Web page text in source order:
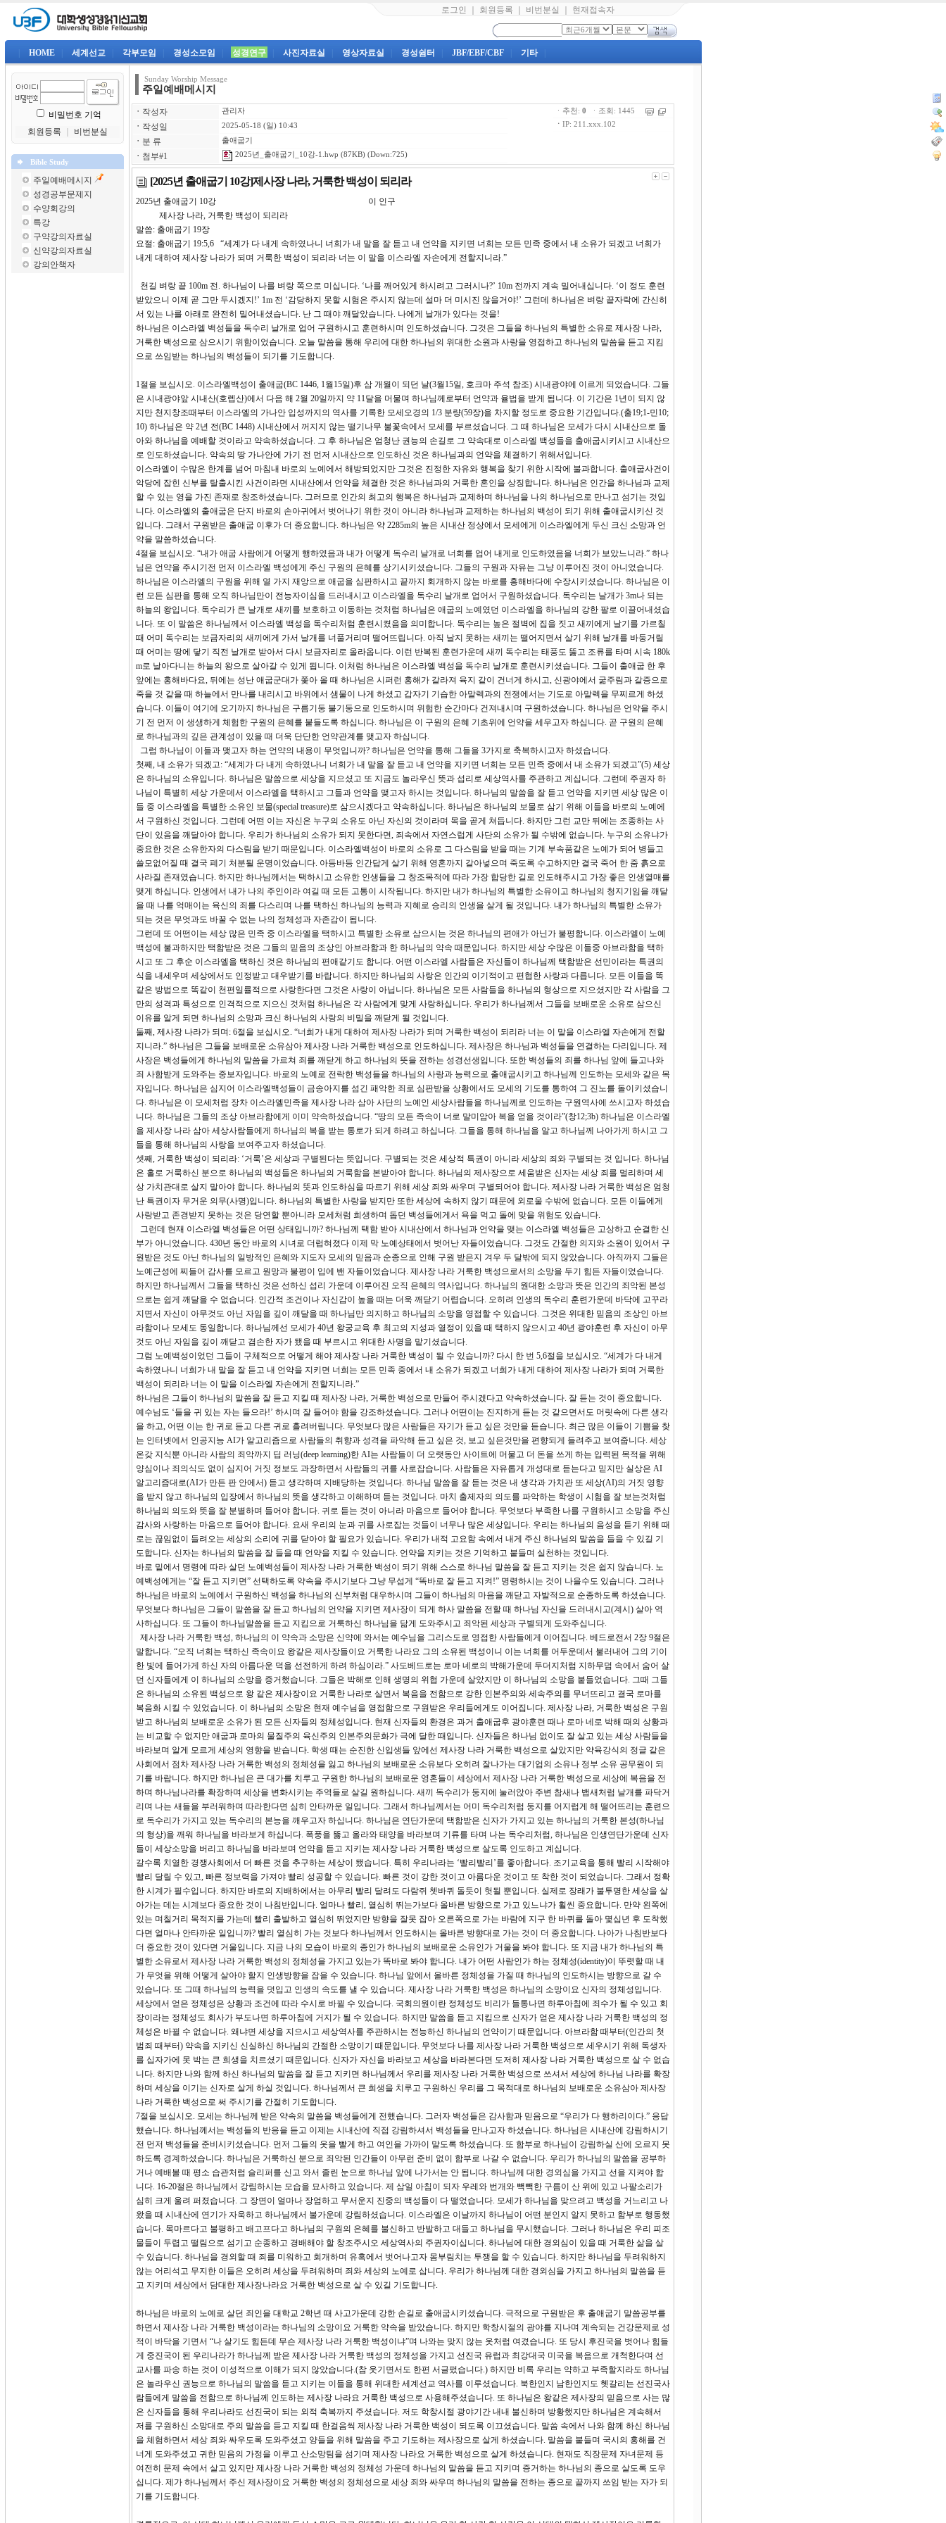
로그인 회원등록 비번분실 현재접속자
HOME 세계선교 각부모임 경성소모임 성경연구 사진자료실 영상자료실 경성쉼터 JBF/EBF/CBF 기타
비밀번호 기억
회원등록
비번분실
Bible Study
주일예배메시지
성경공부문제지
수양회강의
특강
구약강의자료실
신약강의자료실
강의안책자
Sunday Worship Message
주일예배메시지
ㆍ 작성자 관리자
ㆍ 작성일 2025-05-18 (일) 10:43
ㆍ 분 류 출애굽기
ㆍ 첨부#1 2025년_출애굽기_10강-1.hwp (87KB) (Down:725)
ㆍ추천: 0 ㆍ조회: 1445
ㆍ IP: 211.xxx.102
[2025년 출애굽기 10강]제사장 나라, 거룩한 백성이 되리라
2025년 출애굽기 10강 이 인구
제사장 나라, 거룩한 백성이 되리라
말씀: 출애굽기 19장
요절: 출애굽기 19:5,6 “세계가 다 내게 속하였나니 너희가 내 말을 잘 듣고 내 언약을 지키면 너희는 모든 민족 중에서 내 소유가 되겠고 너희가
내게 대하여 제사장 나라가 되며 거룩한 백성이 되리라 너는 이 말을 이스라엘 자손에게 전할지니라.”
천길 벼랑 끝 100m 전. 하나님이 나를 벼랑 쪽으로 미십니다. ‘나를 깨어있게 하시려고 그러시나?’ 10m 전까지 계속 밀어내십니다. ‘이 정도 훈련
받았으니 이제 곧 그만 두시겠지!’ 1m 전 ‘감당하지 못할 시험은 주시지 않는데 설마 더 미시진 않을거야!’ 그런데 하나님은 벼랑 끝자락에 간신히
서 있는 나를 아래로 완전히 밀어내셨습니다. 난 그 때야 깨달았습니다. 나에게 날개가 있다는 것을!
하나님은 이스라엘 백성들을 독수리 날개로 업어 구원하시고 훈련하시며 인도하셨습니다. 그것은 그들을 하나님의 특별한 소유로 제사장 나라,
거룩한 백성으로 삼으시기 위함이었습니다. 오늘 말씀을 통해 우리에 대한 하나님의 위대한 소원과 사랑을 영접하고 하나님의 말씀을 듣고 지킴
으로 쓰임받는 하나님의 백성들이 되기를 기도합니다.
1절을 보십시오. 이스라엘백성이 출애굽(BC 1446, 1월15일)후 삼 개월이 되던 날(3월15일, 호크마 주석 참조) 시내광야에 이르게 되었습니다. 그들
은 시내광야앞 시내산(호렙산)에서 다음 해 2월 20일까지 약 11달을 머물며 하나님께로부터 언약과 율법을 받게 됩니다. 이 기간은 1년이 되지 않
지만 천지창조때부터 이스라엘의 가나안 입성까지의 역사를 기록한 모세오경의 1/3 분량(59장)을 차지할 정도로 중요한 기간입니다.(출19;1-민10;
10) 하나님은 약 2년 전(BC 1448) 시내산에서 꺼지지 않는 떨기나무 불꽃속에서 모세를 부르셨습니다. 그 때 하나님은 모세가 다시 시내산으로 돌
아와 하나님을 예배할 것이라고 약속하셨습니다. 그 후 하나님은 엄청난 권능의 손길로 그 약속대로 이스라엘 백성들을 출애굽시키시고 시내산으
로 인도하셨습니다. 약속의 땅 가나안에 가기 전 먼저 시내산으로 인도하신 것은 하나님과의 언약을 체결하기 위해서입니다.
이스라엘이 수많은 한계를 넘어 마침내 바로의 노예에서 해방되었지만 그것은 진정한 자유와 행복을 찾기 위한 시작에 불과합니다. 출애굽사건이
악당에 잡힌 신부를 탈출시킨 사건이라면 시내산에서 언약을 체결한 것은 하나님과의 거룩한 혼인을 상징합니다. 하나님은 인간을 하나님과 교제
할 수 있는 영을 가진 존재로 창조하셨습니다. 그러므로 인간의 최고의 행복은 하나님과 교제하며 하나님을 나의 하나님으로 만나고 섬기는 것입
니다. 이스라엘의 출애굽은 단지 바로의 손아귀에서 벗어나기 위한 것이 아니라 하나님과 교제하는 하나님의 백성이 되기 위해 출애굽시키신 것
입니다. 그래서 구원받은 출애굽 이후가 더 중요합니다. 하나님은 약 2285m의 높은 시내산 정상에서 모세에게 이스라엘에게 두신 크신 소망과 언
약을 말씀하셨습니다.
4절을 보십시오. “내가 애굽 사람에게 어떻게 행하였음과 내가 어떻게 독수리 날개로 너희를 업어 내게로 인도하였음을 너희가 보았느니라.” 하나
님은 언약을 주시기전 먼저 이스라엘 백성에게 주신 구원의 은혜를 상기시키셨습니다. 그들의 구원과 자유는 그냥 이루어진 것이 아니었습니다.
하나님은 이스라엘의 구원을 위해 열 가지 재앙으로 애굽을 심판하시고 끝까지 회개하지 않는 바로를 홍해바다에 수장시키셨습니다. 하나님은 이
런 모든 심판을 통해 오직 하나님만이 전능자이심을 드러내시고 이스라엘을 독수리 날개로 업어서 구원하셨습니다. 독수리는 날개가 3m나 되는
하늘의 왕입니다. 독수리가 큰 날개로 새끼를 보호하고 이동하는 것처럼 하나님은 애굽의 노예였던 이스라엘을 하나님의 강한 팔로 이끌어내셨습
니다. 또 이 말씀은 하나님께서 이스라엘 백성을 독수리처럼 훈련시켰음을 의미합니다. 독수리는 높은 절벽에 집을 짓고 새끼에게 날기를 가르칠
때 어미 독수리는 보금자리의 새끼에게 가서 날개를 너풀거리며 떨어뜨립니다. 아직 날지 못하는 새끼는 떨어지면서 살기 위해 날개를 바둥거릴
때 어미는 땅에 닿기 직전 날개로 받아서 다시 보금자리로 올라옵니다. 이런 반복된 훈련가운데 새끼 독수리는 태풍도 뚫고 조류를 타며 시속 180k
m로 날아다니는 하늘의 왕으로 살아갈 수 있게 됩니다. 이처럼 하나님은 이스라엘 백성을 독수리 날개로 훈련시키셨습니다. 그들이 출애굽 한 후
앞에는 홍해바다요, 뒤에는 성난 애굽군대가 쫓아 올 때 하나님은 시퍼런 홍해가 갈라져 육지 같이 건너게 하시고, 신광야에서 굶주림과 갈증으로
죽을 것 같을 때 하늘에서 만나를 내리시고 바위에서 샘물이 나게 하셨고 갑자기 기습한 아말렉과의 전쟁에서는 기도로 아말렉을 무찌르게 하셨
습니다. 이들이 여기에 오기까지 하나님은 구름기둥 불기둥으로 인도하시며 위험한 순간마다 건져내시며 구원하셨습니다. 하나님은 언약을 주시
기 전 먼저 이 생생하게 체험한 구원의 은혜를 붙들도록 하십니다. 하나님은 이 구원의 은혜 기초위에 언약을 세우고자 하십니다. 곧 구원의 은혜
로 하나님과의 깊은 관계성이 있을 때 더욱 단단한 언약관계를 맺고자 하십니다.
그럼 하나님이 이들과 맺고자 하는 언약의 내용이 무엇입니까? 하나님은 언약을 통해 그들을 3가지로 축복하시고자 하셨습니다.
첫째, 내 소유가 되겠고: “세계가 다 내게 속하였나니 너희가 내 말을 잘 듣고 내 언약을 지키면 너희는 모든 민족 중에서 내 소유가 되겠고”(5) 세상
은 하나님의 소유입니다. 하나님은 말씀으로 세상을 지으셨고 또 지금도 놀라우신 뜻과 섭리로 세상역사를 주관하고 계십니다. 그런데 주권자 하
나님이 특별히 세상 가운데서 이스라엘을 택하시고 그들과 언약을 맺고자 하시는 것입니다. 하나님의 말씀을 잘 듣고 언약을 지키면 세상 많은 이
들 중 이스라엘을 특별한 소유인 보물(special treasure)로 삼으시겠다고 약속하십니다. 하나님은 하나님의 보물로 삼기 위해 이들을 바로의 노예에
서 구원하신 것입니다. 그런데 어떤 이는 자신은 누구의 소유도 아닌 자신의 것이라며 목을 곧게 쳐듭니다. 하지만 그런 교만 뒤에는 조종하는 사
단이 있음을 깨달아야 합니다. 우리가 하나님의 소유가 되지 못한다면, 죄속에서 자연스럽게 사단의 소유가 될 수밖에 없습니다. 누구의 소유냐가
중요한 것은 소유한자의 다스림을 받기 때문입니다. 이스라엘백성이 바로의 소유로 그 다스림을 받을 때는 기계 부속품같은 노예가 되어 병들고
쓸모없어질 때 결국 폐기 처분될 운명이었습니다. 아등바등 인간답게 살기 위해 영혼까지 갈아넣으며 죽도록 수고하지만 결국 죽어 한 줌 흙으로
사라질 존재였습니다. 하지만 하나님께서는 택하시고 소유한 인생들을 그 창조목적에 따라 가장 합당한 길로 인도해주시고 가장 좋은 인생열매를
맺게 하십니다. 인생에서 내가 나의 주인이라 여길 때 모든 고통이 시작됩니다. 하지만 내가 하나님의 특별한 소유이고 하나님의 청지기임을 깨달
을 때 나를 억매이는 육신의 죄를 다스리며 나를 택하신 하나님의 능력과 지혜로 승리의 인생을 살게 될 것입니다. 내가 하나님의 특별한 소유가
되는 것은 무엇과도 바꿀 수 없는 나의 정체성과 자존감이 됩니다.
그런데 또 어떤이는 세상 많은 민족 중 이스라엘을 택하시고 특별한 소유로 삼으시는 것은 하나님의 편애가 아닌가 불평합니다. 이스라엘이 노예
백성에 불과하지만 택함받은 것은 그들의 믿음의 조상인 아브라함과 한 하나님의 약속 때문입니다. 하지만 세상 수많은 이들중 아브라함을 택하
시고 또 그 후순 이스라엘을 택하신 것은 하나님의 편애같기도 합니다. 어떤 이스라엘 사람들은 자신들이 하나님께 택함받은 선민이라는 특권의
식을 내세우며 세상에서도 인정받고 대우받기를 바랍니다. 하지만 하나님의 사랑은 인간의 이기적이고 편협한 사랑과 다릅니다. 모든 이들을 똑
같은 방법으로 똑같이 천편일률적으로 사랑한다면 그것은 사랑이 아닙니다. 하나님은 모든 사람들을 하나님의 형상으로 지으셨지만 각 사람을 그
만의 성격과 특성으로 인격적으로 지으신 것처럼 하나님은 각 사람에게 맞게 사랑하십니다. 우리가 하나님께서 그들을 보배로운 소유로 삼으신
이유를 알게 되면 하나님의 소망과 크신 하나님의 사랑의 비밀을 깨닫게 될 것입니다.
둘째, 제사장 나라가 되며: 6절을 보십시오. “너희가 내게 대하여 제사장 나라가 되며 거룩한 백성이 되리라 너는 이 말을 이스라엘 자손에게 전할
지니라.” 하나님은 그들을 보배로운 소유삼아 제사장 나라 거룩한 백성으로 인도하십니다. 제사장은 하나님과 백성들을 연결하는 다리입니다. 제
사장은 백성들에게 하나님의 말씀을 가르쳐 죄를 깨닫게 하고 하나님의 뜻을 전하는 성경선생입니다. 또한 백성들의 죄를 하나님 앞에 들고나와
죄 사함받게 도와주는 중보자입니다. 바로의 노예로 전락한 백성들을 하나님의 사랑과 능력으로 출애굽시키고 하나님께 인도하는 모세와 같은 목
자입니다. 하나님은 심지어 이스라엘백성들이 금송아지를 섬긴 패악한 죄로 심판받을 상황에서도 모세의 기도를 통하여 그 진노를 돌이키셨습니
다. 하나님은 이 모세처럼 장차 이스라엘민족을 제사장 나라 삼아 사단의 노예인 세상사람들을 하나님께로 인도하는 구원역사에 쓰시고자 하셨습
니다. 하나님은 그들의 조상 아브라함에게 이미 약속하셨습니다. “땅의 모든 족속이 너로 말미암아 복을 얻을 것이라”(창12;3b) 하나님은 이스라엘
을 제사장 나라 삼아 세상사람들에게 하나님의 복을 받는 통로가 되게 하려고 하십니다. 그들을 통해 하나님을 알고 하나님께 나아가게 하시고 그
들을 통해 하나님의 사랑을 보여주고자 하셨습니다.
셋째, 거룩한 백성이 되리라: ‘거룩’은 세상과 구별된다는 뜻입니다. 구별되는 것은 세상적 특권이 아니라 세상의 죄와 구별되는 것 입니다. 하나님
은 홀로 거룩하신 분으로 하나님의 백성들은 하나님의 거룩함을 본받아야 합니다. 하나님의 제사장으로 세움받은 신자는 세상 죄를 멀리하며 세
상 가치관대로 살지 말아야 합니다. 하나님의 뜻과 인도하심을 따르기 위해 세상 죄와 싸우며 구별되어야 합니다. 제사장 나라 거룩한 백성은 엄청
난 특권이자 무거운 의무(사명)입니다. 하나님의 특별한 사랑을 받지만 또한 세상에 속하지 않기 때문에 외로울 수밖에 없습니다. 모든 이들에게
사랑받고 존경받지 못하는 것은 당연할 뿐아니라 모세처럼 희생하며 돕던 백성들에게서 욕을 먹고 돌에 맞을 위험도 있습니다.
그런데 현재 이스라엘 백성들은 어떤 상태입니까? 하나님께 택함 받아 시내산에서 하나님과 언약을 맺는 이스라엘 백성들은 고상하고 순결한 신
부가 아니었습니다. 430년 동안 바로의 시녀로 더럽혀졌다 이제 막 노예상태에서 벗어난 자들이었습니다. 그것도 간절한 의지와 소원이 있어서 구
원받은 것도 아닌 하나님의 일방적인 은혜와 지도자 모세의 믿음과 순종으로 인해 구원 받은지 겨우 두 달밖에 되지 않았습니다. 아직까지 그들은
노예근성에 찌들어 감사를 모르고 원망과 불평이 입에 밴 자들이었습니다. 제사장 나라 거룩한 백성으로서의 소망을 두기 힘든 자들이었습니다.
하지만 하나님께서 그들을 택하신 것은 선하신 섭리 가운데 이루어진 오직 은혜의 역사입니다. 하나님의 원대한 소망과 뜻은 인간의 죄악된 본성
으로는 쉽게 깨달을 수 없습니다. 인간적 조건이나 자신감이 높을 때는 더욱 깨닫기 어렵습니다. 오히려 인생의 독수리 훈련가운데 바닥에 고꾸라
지면서 자신이 아무것도 아닌 자임을 깊이 깨달을 때 하나님만 의지하고 하나님의 소망을 영접할 수 있습니다. 그것은 위대한 믿음의 조상인 아브
라함이나 모세도 동일합니다. 하나님께선 모세가 40년 왕궁교육 후 최고의 지성과 열정이 있을 때 택하지 않으시고 40년 광야훈련 후 자신이 아무
것도 아닌 자임을 깊이 깨닫고 겸손한 자가 됐을 때 부르시고 위대한 사명을 맡기셨습니다.
그럼 노예백성이었던 그들이 구체적으로 어떻게 해야 제사장 나라 거룩한 백성이 될 수 있습니까? 다시 한 번 5,6절을 보십시오. “세계가 다 내게
속하였나니 너희가 내 말을 잘 듣고 내 언약을 지키면 너희는 모든 민족 중에서 내 소유가 되겠고 너희가 내게 대하여 제사장 나라가 되며 거룩한
백성이 되리라 너는 이 말을 이스라엘 자손에게 전할지니라.”
하나님은 그들이 하나님의 말씀을 잘 듣고 지킬 때 제사장 나라, 거룩한 백성으로 만들어 주시겠다고 약속하셨습니다. 잘 듣는 것이 중요합니다.
예수님도 ‘들을 귀 있는 자는 들으라!’ 하시며 잘 들어야 함을 강조하셨습니다. 그러나 어떤이는 진지하게 듣는 것 같으면서도 머릿속에 다른 생각
을 하고, 어떤 이는 한 귀로 듣고 다른 귀로 흘려버립니다. 무엇보다 많은 사람들은 자기가 듣고 싶은 것만을 듣습니다. 최근 많은 이들이 기쁨을 찾
는 인터넷에서 인공지능 AI가 알고리즘으로 사람들의 취향과 성격을 파악해 듣고 싶은 것, 보고 싶은것만을 편향되게 들려주고 보여줍니다. 세상
온갖 지식뿐 아니라 사람의 죄악까지 딥 러닝(deep learning)한 AI는 사람들이 더 오랫동안 사이트에 머물고 더 돈을 쓰게 하는 입력된 목적을 위해
양심이나 죄의식도 없이 심지어 거짓 정보도 과장하면서 사람들의 귀를 사로잡습니다. 사람들은 자유롭게 개성대로 듣는다고 믿지만 실상은 AI
알고리즘대로(AI가 만든 판 안에서) 듣고 생각하며 지배당하는 것입니다. 하나님 말씀을 잘 듣는 것은 내 생각과 가치관 또 세상(AI)의 거짓 영향
을 받지 않고 하나님의 입장에서 하나님의 뜻을 생각하고 이해하며 듣는 것입니다. 마치 출제자의 의도를 파악하는 학생이 시험을 잘 보는것처럼
하나님의 의도와 뜻을 잘 분별하며 들어야 합니다. 귀로 듣는 것이 아니라 마음으로 들어야 합니다. 무엇보다 부족한 나를 구원하시고 소망을 주신
감사와 사랑하는 마음으로 들어야 합니다. 요새 우리의 눈과 귀를 사로잡는 것들이 너무나 많은 세상입니다. 우리는 하나님의 음성을 듣기 위해 때
로는 끊임없이 들려오는 세상의 소리에 귀를 닫아야 할 필요가 있습니다. 우리가 내적 고요함 속에서 내게 주신 하나님의 말씀을 들을 수 있길 기
도합니다. 신자는 하나님의 말씀을 잘 들을 때 언약을 지킬 수 있습니다. 언약을 지키는 것은 기억하고 붙들며 실천하는 것입니다.
바로 밑에서 명령에 따라 살던 노예백성들이 제사장 나라 거룩한 백성이 되기 위해 스스로 하나님 말씀을 잘 듣고 지키는 것은 쉽지 않습니다. 노
예백성에게는 “잘 듣고 지키면” 선택하도록 약속을 주시기보다 그냥 무섭게 “똑바로 잘 듣고 지켜!” 명령하시는 것이 나을수도 있습니다. 그러나
하나님은 바로의 노예에서 구원하신 백성을 하나님의 신부처럼 대우하시며 그들이 하나님의 마음을 깨닫고 자발적으로 순종하도록 하셨습니다.
무엇보다 하나님은 그들이 말씀을 잘 듣고 하나님의 언약을 지키면 제사장이 되게 하사 말씀을 전할 때 하나님 자신을 드러내시고(계시) 살아 역
사하십니다. 또 그들이 하나님말씀을 듣고 지킴으로 거룩하신 하나님을 닮게 도와주시고 죄악된 세상과 구별되게 도와주십니다.
제사장 나라 거룩한 백성, 하나님의 이 약속과 소망은 신약에 와서는 예수님을 그리스도로 영접한 사람들에게 이어집니다. 베드로전서 2장 9절은
말합니다. “오직 너희는 택하신 족속이요 왕같은 제사장들이요 거룩한 나라요 그의 소유된 백성이니 이는 너희를 어두운데서 불러내어 그의 기이
한 빛에 들어가게 하신 자의 아름다운 덕을 선전하게 하려 하심이라.” 사도베드로는 로마 네로의 박해가운데 두더지처럼 지하무덤 속에서 숨어 살
던 신자들에게 이 하나님의 소망을 증거했습니다. 그들은 박해로 인해 생명의 위협 가운데 살았지만 이 하나님의 소망을 붙들었습니다. 그때 그들
은 하나님의 소유된 백성으로 왕 같은 제사장이요 거룩한 나라로 살면서 복음을 전함으로 강한 인본주의와 세속주의를 무너뜨리고 결국 로마를
복음화 시킬 수 있었습니다. 이 하나님의 소망은 현재 예수님을 영접함으로 구원받은 우리들에게도 이어집니다. 제사장 나라, 거룩한 백성은 구원
받고 하나님의 보배로운 소유가 된 모든 신자들의 정체성입니다. 현재 신자들의 환경은 과거 출애굽후 광야훈련 때나 로마 네로 박해 때의 상황과
는 비교할 수 없지만 애굽과 로마의 물질주의 육신주의 인본주의문화가 극에 달한 때입니다. 신자들은 하나님 없이도 잘 살고 있는 세상 사람들을
바라보며 알게 모르게 세상의 영향을 받습니다. 학생 때는 순진한 신입생들 앞에선 제사장 나라 거룩한 백성으로 살았지만 약육강식의 정글 같은
사회에서 점차 제사장 나라 거룩한 백성의 정체성을 잃고 하나님의 보배로운 소유보다 오히려 잘나가는 대기업의 소유나 정부 소유 공무원이 되
기를 바랍니다. 하지만 하나님은 큰 대가를 치루고 구원한 하나님의 보배로운 영혼들이 세상에서 제사장 나라 거룩한 백성으로 세상에 복음을 전
하며 하나님나라를 확장하며 세상을 변화시키는 주역들로 살길 원하십니다. 새끼 독수리가 둥지에 눌러앉아 주변 참새나 뱁새처럼 날개를 파닥거
리며 나는 새들을 부러워하며 따라한다면 심히 안타까운 일입니다. 그래서 하나님께서는 어미 독수리처럼 둥지를 어지럽게 해 떨어뜨리는 훈련으
로 독수리가 가지고 있는 독수리의 본능을 깨우고자 하십니다. 하나님은 연단가운데 택함받은 신자가 가지고 있는 하나님의 거룩한 본성(하나님
의 형상)을 깨워 하나님을 바라보게 하십니다. 폭풍을 뚫고 올라와 태양을 바라보며 기류를 타며 나는 독수리처럼, 하나님은 인생연단가운데 신자
들이 세상소망을 버리고 하나님을 바라보며 언약을 듣고 지키는 제사장 나라 거룩한 백성으로 살도록 인도하고 계십니다.
갈수록 치열한 경쟁사회에서 더 빠른 것을 추구하는 세상이 됐습니다. 특히 우리나라는 ‘빨리빨리’를 좋아합니다. 조기교육을 통해 빨리 시작해야
빨리 달릴 수 있고, 빠른 정보력을 가져야 빨리 성공할 수 있습니다. 빠른 것이 강한 것이고 아름다운 것이고 또 착한 것이 되었습니다. 그래서 정확
한 시계가 필수입니다. 하지만 바로의 지배하에서는 아무리 빨리 달려도 다람쥐 쳇바퀴 돌듯이 헛될 뿐입니다. 실제로 장래가 불투명한 세상을 살
아가는 데는 시계보다 중요한 것이 나침반입니다. 얼마나 빨리, 열심히 뛰는가보다 올바른 방향으로 가고 있느냐가 휠씬 중요합니다. 만약 왼쪽에
있는 며칠거리 목적지를 가는데 빨리 출발하고 열심히 뛰었지만 방향을 잘못 잡아 오른쪽으로 가는 바람에 지구 한 바퀴를 돌아 몇십년 후 도착했
다면 얼마나 안타까운 일입니까? 빨리 열심히 가는 것보다 하나님께서 인도하시는 올바른 방향대로 가는 것이 더 중요합니다. 나아가 나침반보다
더 중요한 것이 있다면 거울입니다. 지금 나의 모습이 바로의 종인가 하나님의 보배로운 소유인가 거울을 봐야 합니다. 또 지금 내가 하나님의 특
별한 소유로서 제사장 나라 거룩한 백성의 정체성을 가지고 있는가 똑바로 봐야 합니다. 내가 어떤 사람인가 하는 정체성(identity)이 뚜렷할 때 내
가 무엇을 위해 어떻게 살아야 할지 인생방향을 잡을 수 있습니다. 하나님 앞에서 올바른 정체성을 가질 때 하나님의 인도하시는 방향으로 갈 수
있습니다. 또 그때 하나님의 능력을 덧입고 인생의 속도를 낼 수 있습니다. 제사장 나라 거룩한 백성은 하나님의 소망이요 신자의 정체성입니다.
세상에서 얻은 정체성은 상황과 조건에 따라 수시로 바뀔 수 있습니다. 국회의원이란 정체성도 비리가 들통나면 하루아침에 죄수가 될 수 있고 회
장이라는 정체성도 회사가 부도나면 하루아침에 거지가 될 수 있습니다. 하지만 말씀을 듣고 지킴으로 신자가 얻은 제사장 나라 거룩한 백성의 정
체성은 바뀔 수 없습니다. 왜냐면 세상을 지으시고 세상역사를 주관하시는 전능하신 하나님의 언약이기 때문입니다. 아브라함 때부터(인간의 첫
범죄 때부터) 약속을 지키신 신실하신 하나님의 간절한 소망이기 때문입니다. 무엇보다 나를 제사장 나라 거룩한 백성으로 세우시기 위해 독생자
를 십자가에 못 박는 큰 희생을 치르셨기 때문입니다. 신자가 자신을 바라보고 세상을 바라본다면 도저히 제사장 나라 거룩한 백성으로 살 수 없습
니다. 하지만 나와 함께 하신 하나님의 말씀을 잘 듣고 지키면 하나님께서 우리를 제사장 나라 거룩한 백성으로 쓰셔서 세상에 하나님 나라를 확장
하며 세상을 이기는 신자로 살게 하실 것입니다. 하나님께서 큰 희생을 치루고 구원하신 우리를 그 목적대로 하나님의 보배로운 소유삼아 제사장
나라 거룩한 백성으로 써 주시기를 간절히 기도합니다.
7절을 보십시오. 모세는 하나님께 받은 약속의 말씀을 백성들에게 전했습니다. 그러자 백성들은 감사함과 믿음으로 “우리가 다 행하리이다.” 응답
했습니다. 하나님께서는 백성들의 반응을 듣고 이제는 시내산에 직접 강림하셔서 백성들을 만나고자 하셨습니다. 하나님은 시내산에 강림하시기
전 먼저 백성들을 준비시키셨습니다. 먼저 그들의 옷을 빨게 하고 여인을 가까이 말도록 하셨습니다. 또 함부로 하나님이 강림하실 산에 오르지 못
하도록 경계하셨습니다. 하나님은 거룩하신 분으로 죄악된 인간들이 아무런 준비 없이 함부로 나갈 수 없습니다. 우리가 하나님의 말씀을 공부하
거나 예배볼 때 평소 습관처럼 슬리퍼를 신고 와서 졸린 눈으로 하나님 앞에 나가서는 안 됩니다. 하나님께 대한 경외심을 가지고 선을 지켜야 합
니다. 16-20절은 하나님께서 강림하시는 모습을 묘사하고 있습니다. 제 삼일 아침이 되자 우레와 번개와 빽빽한 구름이 산 위에 있고 나팔소리가
심히 크게 울려 퍼졌습니다. 그 장면이 얼마나 장엄하고 무서운지 진중의 백성들이 다 떨었습니다. 모세가 하나님을 맞으려고 백성을 거느리고 나
왔을 때 시내산에 연기가 자욱하고 하나님께서 불가운데 강림하셨습니다. 이스라엘은 이날까지 하나님이 어떤 분인지 알지 못하고 함부로 행동했
습니다. 목마르다고 불평하고 배고프다고 하나님의 구원의 은혜를 불신하고 반발하고 대들고 하나님을 무시했습니다. 그러나 하나님은 우리 피조
물들이 두렵고 떨림으로 섬기고 순종하고 경배해야 할 창조주시오 세상역사의 주권자이십니다. 하나님에 대한 경외심이 있을 때 거룩한 삶을 살
수 있습니다. 하나님을 경외할 때 죄를 미워하고 회개하며 유혹에서 벗어나고자 몸부림치는 투쟁을 할 수 있습니다. 하지만 하나님을 두려워하지
않는 어리석고 무지한 이들은 오히려 세상을 두려워하며 죄와 세상의 노예로 삽니다. 우리가 하나님께 대한 경외심을 가지고 하나님의 말씀을 듣
고 지키며 세상에서 담대한 제사장나라요 거룩한 백성으로 살 수 있길 기도합니다.
하나님은 바로의 노예로 살던 죄인을 대학교 2학년 때 사고가운데 강한 손길로 출애굽시키셨습니다. 극적으로 구원받은 후 출애굽기 말씀공부를
하면서 제사장 나라 거룩한 백성이라는 하나님의 소망이요 거룩한 약속을 받았습니다. 하지만 학창시절의 광야를 지나며 계속되는 건강문제로 성
적이 바닥을 기면서 “나 살기도 힘든데 무슨 제사장 나라 거룩한 백성이냐”며 나와는 맞지 않는 옷처럼 여겼습니다. 또 당시 후진국을 벗어나 힘들
게 중진국이 된 우리나라가 하나님께 받은 제사장 나라 거룩한 백성의 정체성을 가지고 선진국 유럽과 최강대국 미국을 복음으로 개척한다며 선
교사를 파송 하는 것이 이성적으로 이해가 되지 않았습니다.(참 웃기면서도 한편 서글펐습니다.) 하지만 비록 우리는 약하고 부족할지라도 하나님
은 놀라우신 권능으로 하나님의 말씀을 듣고 지키는 이들을 통해 위대한 세계선교 역사를 이루셨습니다. 북한인지 남한인지도 헷갈리는 선진국사
람들에게 말씀을 전함으로 하나님께 인도하는 제사장 나라요 거룩한 백성으로 사용해주셨습니다. 또 하나님은 왕같은 제사장의 믿음으로 사는 많
은 신자들을 통해 우리나라도 선진국이 되는 외적 축복까지 주셨습니다. 저도 학창시절 광야기간 내내 불신하며 방황했지만 하나님은 계속해서
저를 구원하신 소망대로 주의 말씀을 듣고 지킬 때 한걸음씩 제사장 나라 거룩한 백성이 되도록 이끄셨습니다. 말씀 속에서 나와 함께 하신 하나님
을 체험하면서 세상 죄와 싸우도록 도와주셨고 양들을 위해 말씀을 주고 기도하는 제사장으로 살게 하셨습니다. 말씀을 붙들며 국시의 홍해를 건
너게 도와주셨고 귀한 믿음의 가정을 이루고 산소망팀을 섬기며 제사장 나라요 거룩한 백성으로 살게 하셨습니다. 현재도 직장문제 자녀문제 등
여전히 문제 속에서 살고 있지만 제사장 나라 거룩한 백성의 정체성 가운데 하나님의 말씀을 듣고 지키며 증거하는 하나님의 종으로 살도록 도우
십니다. 제가 하나님께서 주신 제사장이요 거룩한 백성의 정체성으로 세상 죄와 싸우며 하나님의 말씀을 전하는 종으로 끝까지 쓰임 받는 자가 되
기를 기도합니다.